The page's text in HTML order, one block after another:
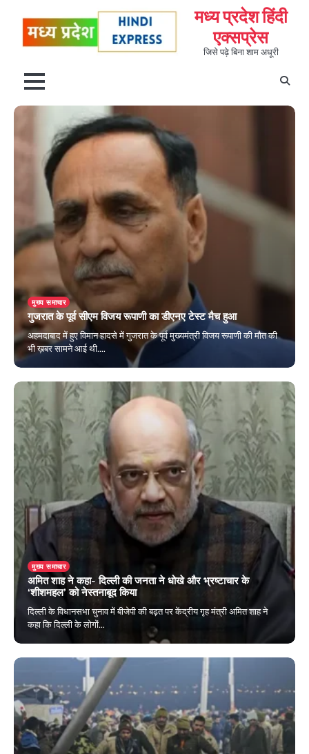
content
मध्य प्रदेश हिंदी
एक्सप्रेस
जिसे पढ़े बिना शाम अधूरी
मुख्य समाचार
गुजरात के पूर्व सीएम विजय रूपाणी का डीएनए टेस्ट मैच हुआ
अहमदाबाद में हुए विमान हादसे में गुजरात के पूर्व मुख्यमंत्री विजय रूपाणी की मौत की
भी ख़बर सामने आई थी.…
June 15, 2025
मुख्य समाचार
अमित शाह ने कहा- दिल्ली की जनता ने धोखे और भ्रष्टाचार के
‘शीशमहल’ को नेस्तनाबूद किया
दिल्ली के विधानसभा चुनाव में बीजेपी की बढ़त पर केंद्रीय गृह मंत्री अमित शाह ने
कहा कि दिल्ली के लोगों…
February 8, 2025